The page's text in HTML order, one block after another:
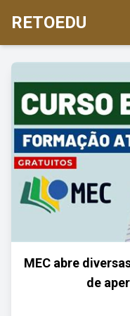
RETOEDU
MEC abre
de